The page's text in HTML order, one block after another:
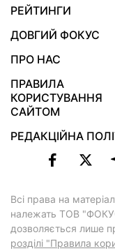
РЕЙТИНГИ
ДОВГИЙ ФОКУС
ПРО НАС
ПРАВИЛА
КОРИСТУВАННЯ
САЙТОМ
РЕДАКЦІЙНА
Всі права на
належать ТОВ
дозволяється лише
розділі "Правила